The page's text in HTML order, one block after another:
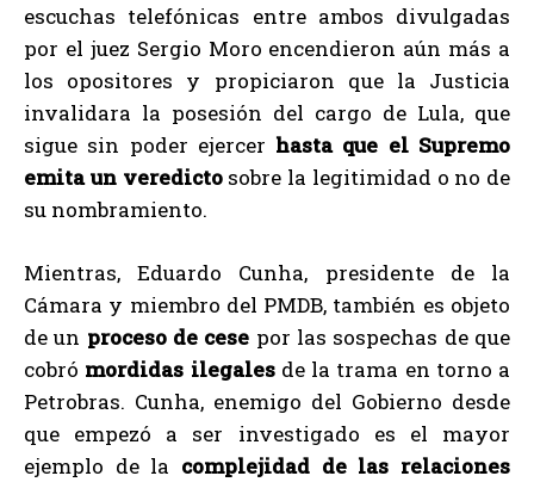
escuchas telefónicas entre ambos divulgadas
por el juez Sergio Moro encendieron aún más a
los opositores y propiciaron que la Justicia
invalidara la posesión del cargo de Lula, que
sigue sin poder ejercer hasta que el Supremo
emita un veredictosobre la legitimidad o no de
su nombramiento.
Mientras, Eduardo Cunha, presidente de la
Cámara y miembro del PMDB, también es objeto
de un proceso de cese por las sospechas de que
cobró mordidas ilegalesde la trama en torno a
Petrobras. Cunha, enemigo del Gobierno desde
que empezó a ser investigado es el mayor
ejemplo de la complejidad de las relaciones